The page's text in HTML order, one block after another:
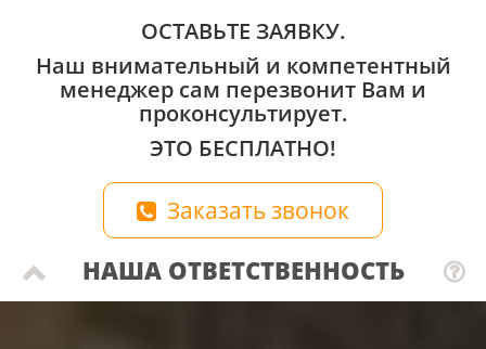
ОСТАВЬТЕ ЗАЯВКУ.
Наш внимательный и компетентный
менеджер сам перезвонит Вам и
проконсультирует.
ЭТО БЕСПЛАТНО!
Заказать звонок
НАША ОТВЕТСТВЕННОСТЬ